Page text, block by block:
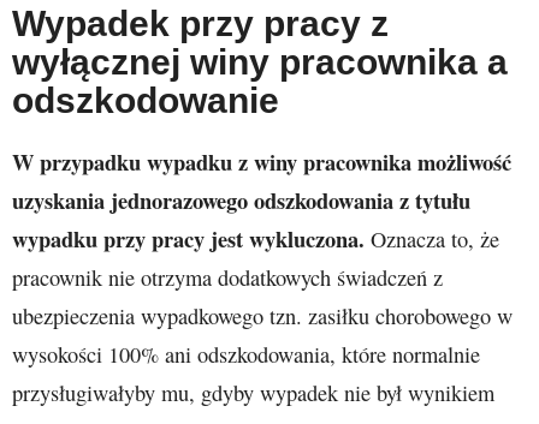
Wypadek przy pracy z
wyłącznej winy pracownika a
odszkodowanie
W przypadku wypadku z winy pracownika możliwość
uzyskania jednorazowego odszkodowania z tytułu
wypadku przy pracy jest wykluczona. Oznacza to, że
pracownik nie otrzyma dodatkowych świadczeń z
ubezpieczenia wypadkowego tzn. zasiłku chorobowego w
wysokości 100% ani odszkodowania, które normalnie
przysługiwałyby mu, gdyby wypadek nie był wynikiem